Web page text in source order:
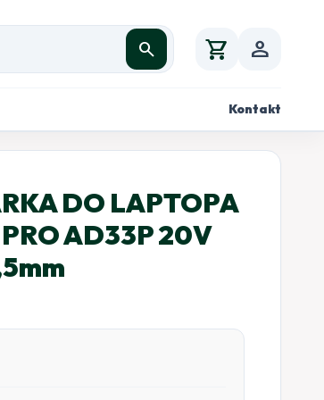
search shopping_cart person
Kontakt
DO LAPTOPA
AD33P 20V